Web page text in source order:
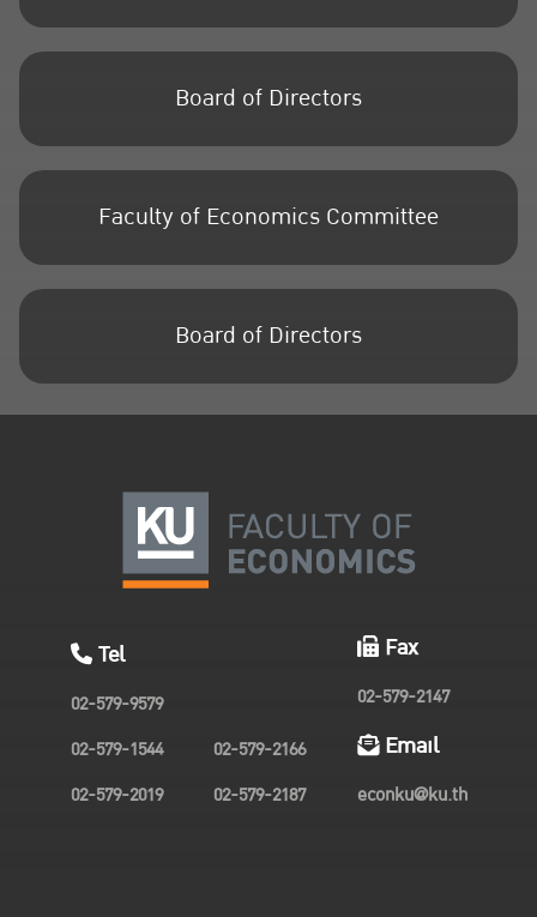
Board of Directors
Faculty of Economics Committee
Board of Directors
Tel
02-579-9579
02-579-1544
02-579-2019
02-579-2166
02-579-2187
Fax
02-579-2147
Email
econku@ku.th